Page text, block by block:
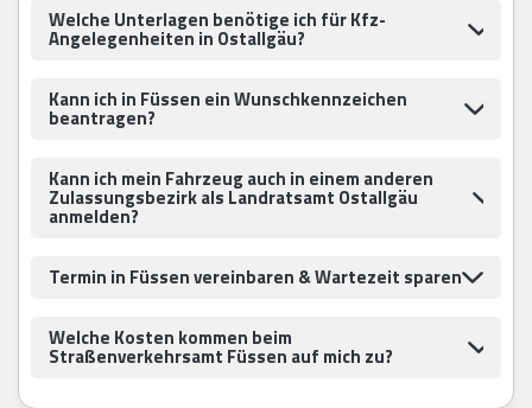
Welche Unterlagen benötige ich für Kfz-
Angelegenheiten in Ostallgäu?
Kann ich in Füssen ein Wunschkennzeichen
beantragen?
Kann ich mein Fahrzeug auch in einem anderen
Zulassungsbezirk als Landratsamt Ostallgäu
anmelden?
Termin in Füssen vereinbaren & Wartezeit sparen
Welche Kosten kommen beim
Straßenverkehrsamt Füssen auf mich zu?